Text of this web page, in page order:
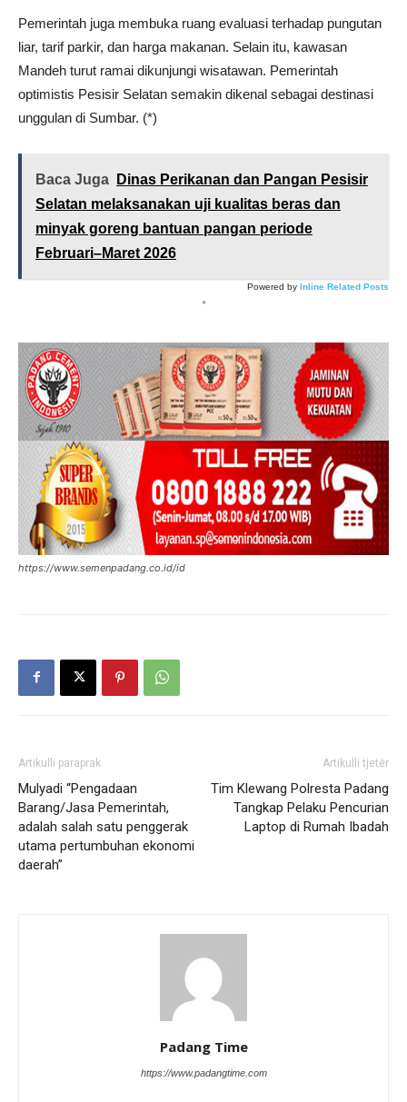
Pemerintah juga membuka ruang evaluasi terhadap pungutan
liar, tarif parkir, dan harga makanan. Selain itu, kawasan
Mandeh turut ramai dikunjungi wisatawan. Pemerintah
optimistis Pesisir Selatan semakin dikenal sebagai destinasi
unggulan di Sumbar. (*)
Baca Juga
Dinas Perikanan dan Pangan Pesisir
Selatan melaksanakan uji kualitas beras dan
minyak goreng bantuan pangan periode
Februari–Maret 2026
Powered by Inline Related Posts
*
https://www.semenpadang.co.id/id
Artikulli paraprak
Mulyadi “Pengadaan
Barang/Jasa Pemerintah,
adalah salah satu penggerak
utama pertumbuhan ekonomi
daerah”
Artikulli tjetër
Tim Klewang Polresta Padang
Tangkap Pelaku Pencurian
Laptop di Rumah Ibadah
Padang Time
https://www.padangtime.com